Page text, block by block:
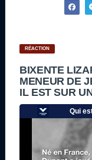
RÉACTION
BIXENTE
MENEUR DE
IL EST SUR